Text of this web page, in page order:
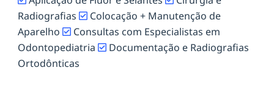
Radiografias
Colocação + Manutenção de
Aparelho
Consultas com Especialistas em
Odontopediatria
Documentação e Radiografias
Ortodônticas